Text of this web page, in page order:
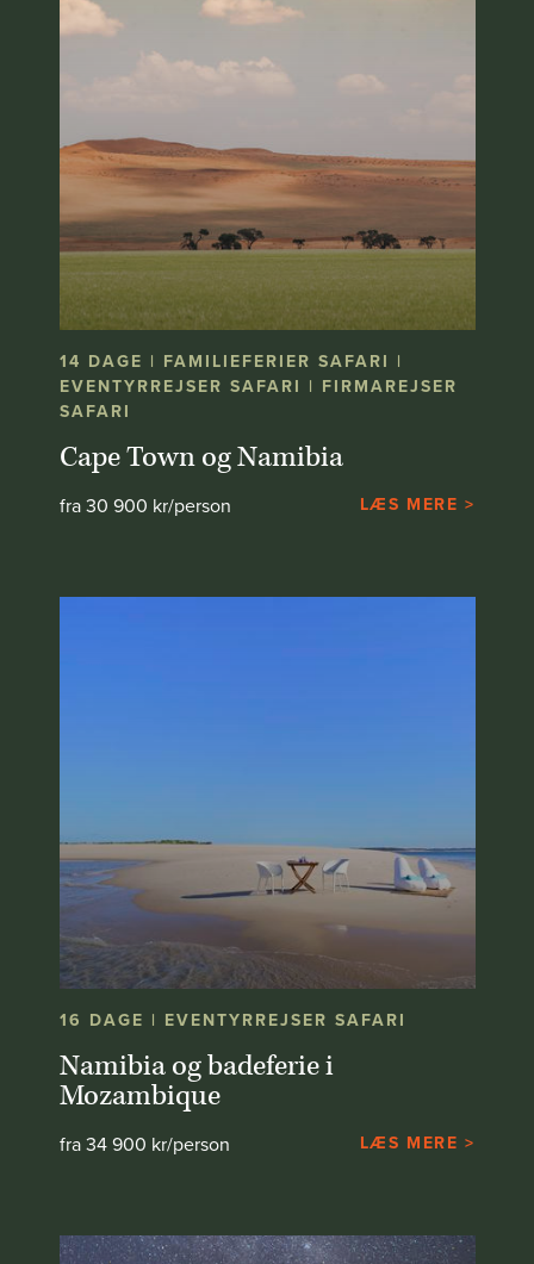
14 DAGE | FAMILIEFERIER SAFARI |
EVENTYRREJSER SAFARI | FIRMAREJSER
SAFARI
Cape Town og Namibia
fra 30 900 kr/person LÆS MERE >
16 DAGE | EVENTYRREJSER SAFARI
Namibia og badeferie i
Mozambique
fra 34 900 kr/person LÆS MERE >